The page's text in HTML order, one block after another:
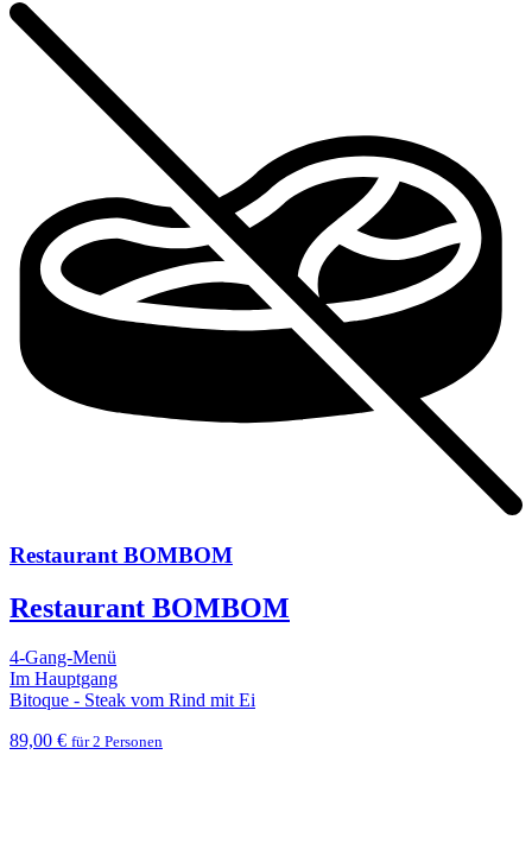
Restaurant BOMBOM
Restaurant BOMBOM
4-Gang-Menü
Im Hauptgang
Bitoque - Steak vom Rind mit Ei
89,00 € für 2 Personen